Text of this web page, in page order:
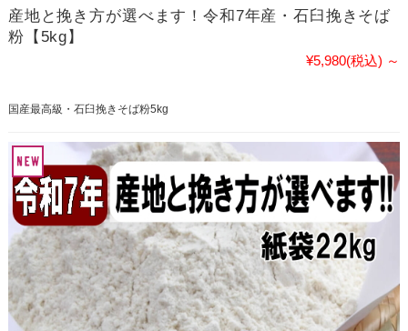
産地と挽き方が選べます！令和7年産・石臼挽きそば
粉【5kg】
¥5,980(税込) ～
国産最高級・石臼挽きそば粉5kg